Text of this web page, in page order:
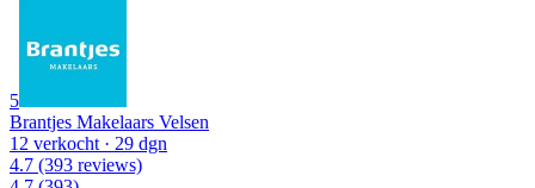
5
Brantjes Makelaars Velsen
12 verkocht · 29 dgn
4.7 (393 reviews)